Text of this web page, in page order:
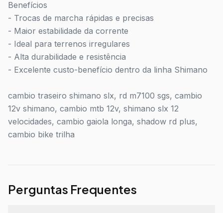
Benefícios
- Trocas de marcha rápidas e precisas
- Maior estabilidade da corrente
- Ideal para terrenos irregulares
- Alta durabilidade e resistência
- Excelente custo-benefício dentro da linha Shimano
cambio traseiro shimano slx, rd m7100 sgs, cambio
12v shimano, cambio mtb 12v, shimano slx 12
velocidades, cambio gaiola longa, shadow rd plus,
cambio bike trilha
Perguntas Frequentes